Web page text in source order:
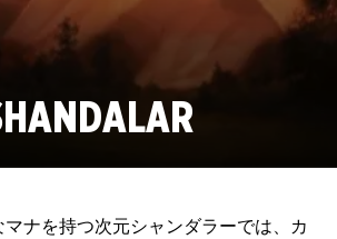
ナを持つ次元シャンダラーでは、カ